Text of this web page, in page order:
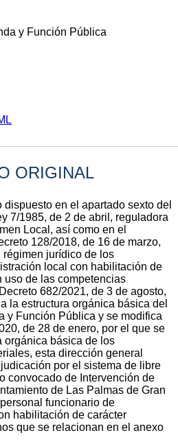
y Función Pública
ORIGINAL
dispuesto en el apartado sexto del
7/1985, de 2 de abril, reguladora
Local, así como en el
128/2018, de 16 de marzo,
jurídico de los
local con habilitación de
uso de las competencias
682/2021, de 3 de agosto,
la estructura orgánica básica del
y Función Pública y se modifica
de 28 de enero, por el que se
orgánica básica de los
esta dirección general
por el sistema de libre
convocado de Intervención de
de Las Palmas de Gran
funcionario de
habilitación de carácter
que se relacionan en el anexo